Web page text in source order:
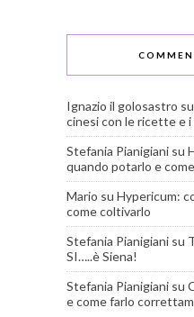
Ignazio il golosastro su
cinesi con le ricette e
Stefania Pianigiani su
quando potarlo e
Mario su Hypericum:
come coltivarlo
Stefania Pianigiani su
SI…..è Siena!
Stefania Pianigiani su
e come farlo